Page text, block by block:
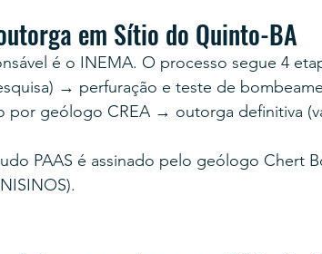
em Sítio do Quinto-BA
é o INEMA. O processo segue 4
→ perfuração e teste de
por geólogo CREA → outorga definitiva
PAAS é assinado pelo geólogo Chert